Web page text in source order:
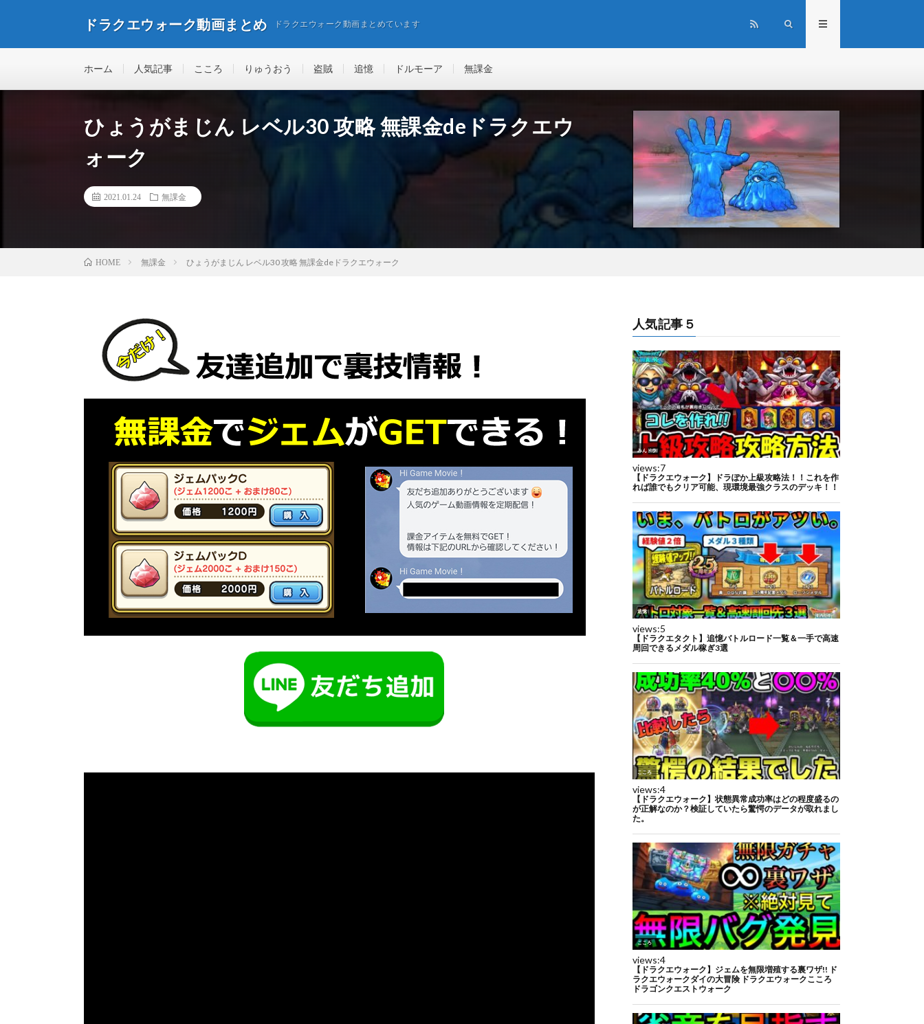
ドラクエウォーク動画まとめ ドラクエウォーク動画まとめています
ホーム 人気記事 こころ りゅうおう 盗賊 追憶 ドルモーア 無課金
ひょうがまじん レベル30 攻略 無課金deドラクエウ
ォーク
2021.01.24 無課金
HOME 無課金 ひょうがまじん レベル30 攻略 無課金deドラクエウォーク
人気記事５